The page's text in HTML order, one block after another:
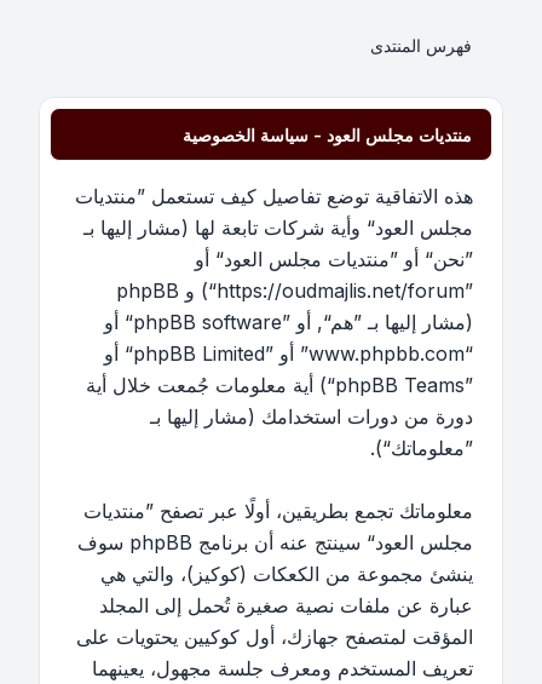
فهرس المنتدى
منتديات مجلس العود - سياسة الخصوصية
هذه الاتفاقية توضع تفاصيل كيف تستعمل ”منتديات
مجلس العود“ وأية شركات تابعة لها (مشار إليها بـ
”نحن“ أو ”منتديات مجلس العود“ أو
”https://oudmajlis.net/forum“) و phpBB
(مشار إليها بـ ”هم“, أو ”phpBB software“ أو
“www.phpbb.com” أو ”phpBB Limited“ أو
”phpBB Teams“) أية معلومات جُمعت خلال أية
دورة من دورات استخدامك (مشار إليها بـ
”معلوماتك“).
معلوماتك تجمع بطريقين، أولًا عبر تصفح ”منتديات
مجلس العود“ سينتج عنه أن برنامج phpBB سوف
ينشئ مجموعة من الكعكات (كوكيز)، والتي هي
عبارة عن ملفات نصية صغيرة تُحمل إلى المجلد
المؤقت لمتصفح جهازك، أول كوكيين يحتويات على
تعريف المستخدم ومعرف جلسة مجهول، يعينهما